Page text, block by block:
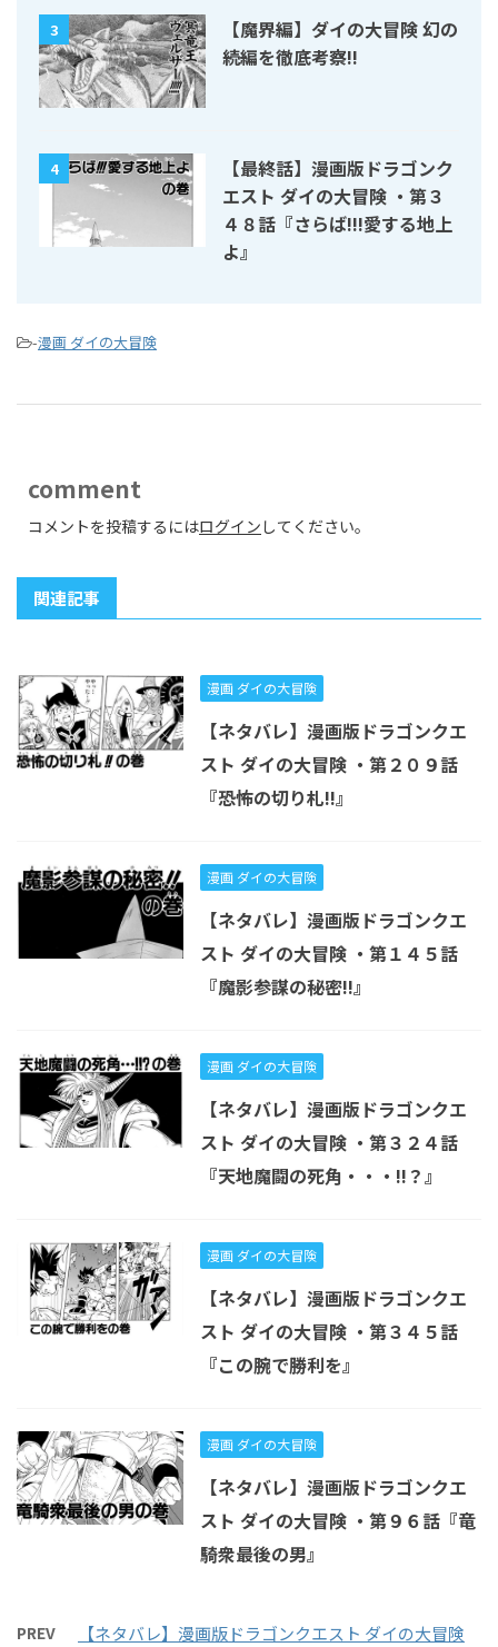
3
【魔界編】ダイの大冒険 幻の
続編を徹底考察!!
4
【最終話】漫画版ドラゴンク
エスト ダイの大冒険 ・第３
４８話『さらば!!!愛する地上
よ』
-漫画 ダイの大冒険
comment
コメントを投稿するにはログイン してください。
関連記事
漫画 ダイの大冒険
【ネタバレ】漫画版ドラゴンクエ
スト ダイの大冒険 ・第２０９話
『恐怖の切り札!!』
漫画 ダイの大冒険
【ネタバレ】漫画版ドラゴンクエ
スト ダイの大冒険 ・第１４５話
『魔影参謀の秘密!!』
漫画 ダイの大冒険
【ネタバレ】漫画版ドラゴンクエ
スト ダイの大冒険 ・第３２４話
『天地魔闘の死角・・・!!？』
漫画 ダイの大冒険
【ネタバレ】漫画版ドラゴンクエ
スト ダイの大冒険 ・第３４５話
『この腕で勝利を』
漫画 ダイの大冒険
【ネタバレ】漫画版ドラゴンクエ
スト ダイの大冒険 ・第９６話『竜
騎衆最後の男』
PREV
【ネタバレ】漫画版ドラゴンクエスト ダイの大冒険